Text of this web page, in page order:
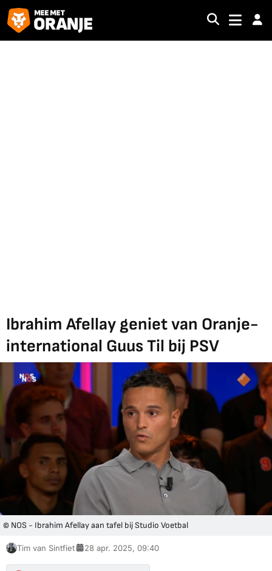
Ibrahim Afellay geniet van Oranje-
international Guus Til bij PSV
© NOS - Ibrahim Afellay aan tafel bij Studio Voetbal
Tim van Sintfiet 28 apr. 2025, 09:40